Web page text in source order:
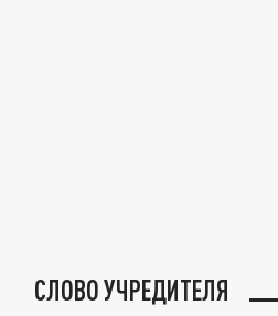
СЛОВО УЧРЕДИТЕЛЯ